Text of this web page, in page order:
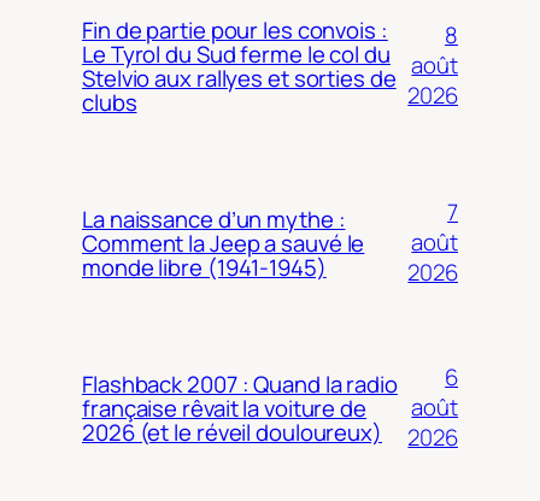
Fin de partie pour les convois :
Le Tyrol du Sud ferme le col du
Stelvio aux rallyes et sorties de
clubs
8
août
2026
La naissance d’un mythe :
Comment la Jeep a sauvé le
monde libre (1941-1945)
7
août
2026
Flashback 2007 : Quand la radio
française rêvait la voiture de
2026 (et le réveil douloureux)
6
août
2026